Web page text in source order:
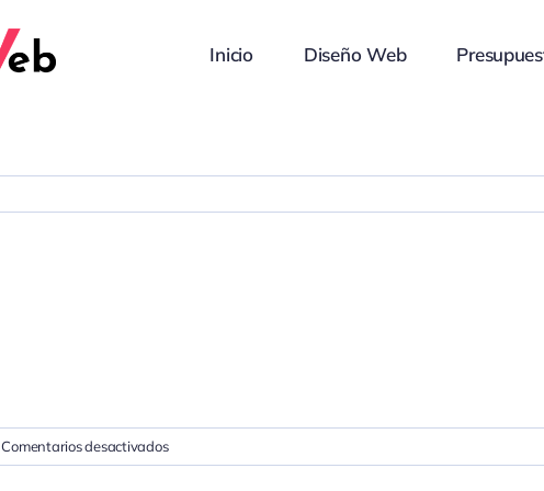
Inicio Diseño Web
Comentarios desactivadosen
pasd